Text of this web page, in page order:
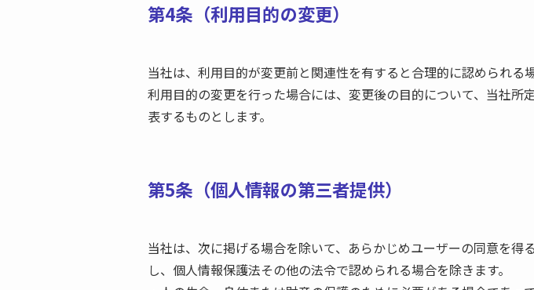
第4条（利用目的の変更）
当社は、利用目的が変更前と関連性を有すると合理的に認められる
利用目的の変更を行った場合には、変更後の目的について、当社
表するものとします。
第5条（個人情報の第三者提供）
当社は、次に掲げる場合を除いて、あらかじめユーザーの同意を
し、個人情報保護法その他の法令で認められる場合を除きます。